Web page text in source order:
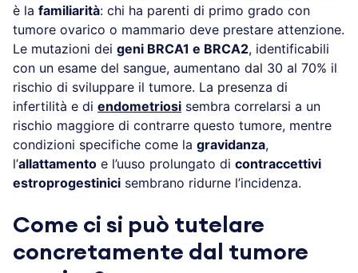
è la familiarità: chi ha parenti di primo grado con
tumore ovarico o mammario deve prestare attenzione.
Le mutazioni dei geni BRCA1 e BRCA2, identificabili
con un esame del sangue, aumentano dal 30 al 70% il
rischio di sviluppare il tumore. La presenza di
infertilità e di endometriosi sembra correlarsi a un
rischio maggiore di contrarre questo tumore, mentre
condizioni specifiche come la gravidanza,
l’allattamento e l’uuso prolungato di contraccettivi
estroprogestinici sembrano ridurne l’incidenza.
Come ci si può tutelare
concretamente dal tumore